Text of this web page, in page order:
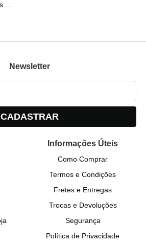
...
Newsletter
CADASTRAR
Informações Úteis
Como Comprar
Termos e Condições
Fretes e Entregas
Trocas e Devoluções
Segurança
Política de Privacidade